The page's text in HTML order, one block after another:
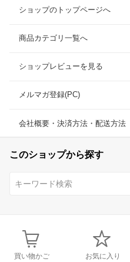
ショップのトップページへ
商品カテゴリ一覧へ
ショップレビューを見る
メルマガ登録(PC)
会社概要・決済方法・配送方法
このショップから探す
買い物かご お気に入り